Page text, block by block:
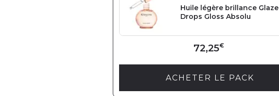
Huile légère brillance Glaze
Drops Gloss Absolu
72,25€
ACHETER LE PACK